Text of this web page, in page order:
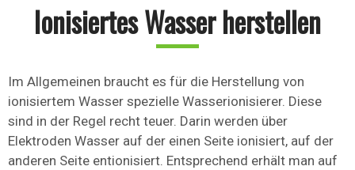
Ionisiertes Wasser herstellen
Im Allgemeinen braucht es für die Herstellung von
ionisiertem Wasser spezielle Wasserionisierer. Diese
sind in der Regel recht teuer. Darin werden über
Elektroden Wasser auf der einen Seite ionisiert, auf der
anderen Seite entionisiert. Entsprechend erhält man auf